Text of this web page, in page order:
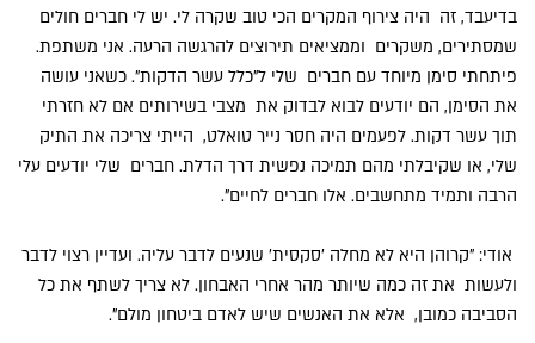
בדיעבד, זה היה צירוף המקרים הכי טוב שקרה לי. יש לי חברים חולים
שמסתירים, משקרים וממציאים תירוצים להרגשה הרעה. אני משתפת.
פיתחתי סימן מיוחד עם חברים שלי ל"כלל עשר הדקות". כשאני עושה
את הסימן, הם יודעים לבוא לבדוק את מצבי בשירותים אם לא חזרתי
תוך עשר דקות. לפעמים היה חסר נייר טואלט, הייתי צריכה את התיק
שלי, או שקיבלתי מהם תמיכה נפשית דרך הדלת. חברים שלי יודעים עלי
הרבה ותמיד מתחשבים. אלו חברים לחיים".
אודי: "קרוהן היא לא מחלה 'סקסית' שנעים לדבר עליה. ועדיין רצוי לדבר
ולעשות את זה כמה שיותר מהר אחרי האבחון. לא צריך לשתף את כל
הסביבה כמובן, אלא את האנשים שיש לאדם ביטחון מולם".